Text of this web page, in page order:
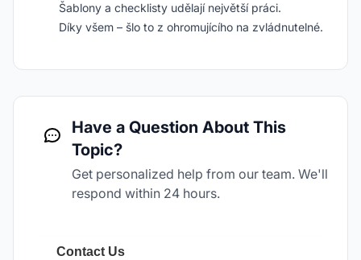
Šablony a checklisty udělají největší práci.
Díky všem – šlo to z ohromujícího na zvládnutelné.
Have a Question About This
Topic?
Get personalized help from our team. We'll
respond within 24 hours.